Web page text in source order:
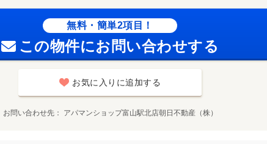
無料・簡単2項目！
この物件にお問い合わせする
お気に入りに追加する
お問い合わせ先 アパマンショップ富山駅北店朝日不動産（株）